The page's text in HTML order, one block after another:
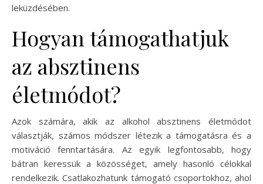
leküzdésében.
Hogyan támogathatjuk
az absztinens
életmódot?
Azok számára, akik az alkohol absztinens életmódot
választják, számos módszer létezik a támogatásra és a
motiváció fenntartására. Az egyik legfontosabb, hogy
bátran keressük a közösséget, amely hasonló célokkal
rendelkezik. Csatlakozhatunk támogató csoportokhoz, ahol